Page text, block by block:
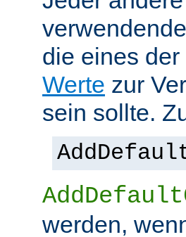
die eines der
Werte zur
sein sollte.
werden,